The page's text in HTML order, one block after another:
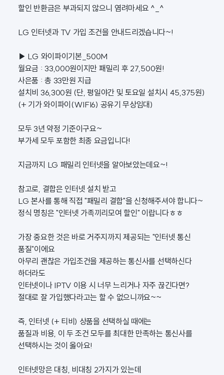
할인 반환금은 부과되지 않으니 염려마세요 ^_^
LG 인터넷과 TV 가입 조건을 안내드리겠습니다~!
▶ LG 와이파이기본_500M
월요금 : 33,000원이지만 패밀리 후 27,500원!
사은품 : 총 33만원 지급
설치비 36,300원 (단, 평일야간 및 토요일 설치시 45,375원)
(+ 기가 와이파이(WIFI6) 공유기 무상임대)
모두 3년 약정 기준이구요~
부가세 모두 포함한 최종 요금입니다!
지금까지 LG 패밀리 인터넷을 알아보았는데요~!
참고로, 결합은 인터넷 설치 받고
LG 본사를 통해 직접 "패밀리 결합"을 신청해주셔야 합니다~
정식 명칭은 "인터넷 가족끼리모여 할인" 이랍니다ㅎㅎ
가장 중요한 것은 바로 거주지까지 제공되는 "인터넷 통신
품질"이에요
아무리 괜찮은 가입조건을 제공하는 통신사를 선택하신다
하더라도
인터넷이나 IPTV 이용 시 너무 느리거나 자주 끊긴다면?
절대로 잘 가입했다라고는 할 수 없으니까요~~
즉, 인터넷 (+ 티비) 상품을 선택하실 때에는
품질과 비용, 이 두 조건 모두를 최대한 만족하는 통신사를
선택하시는 것이 옳아요!
인터넷망은 대칭, 비대칭 2가지가 있는데